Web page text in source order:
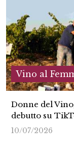
Vino al
Donne del
debutto su
10/07/2026